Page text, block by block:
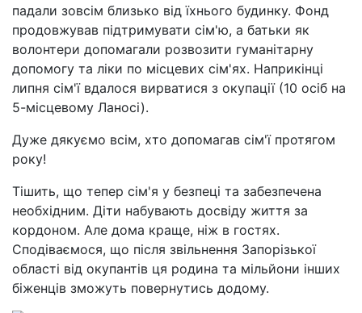
падали зовсім близько від їхнього будинку. Фонд
продовжував підтримувати сім'ю, а батьки як
волонтери допомагали розвозити гуманітарну
допомогу та ліки по місцевих сім'ях. Наприкінці
липня сім'ї вдалося вирватися з окупації (10 осіб на
5-місцевому Ланосі).
Дуже дякуємо всім, хто допомагав сім'ї протягом
року!
Тішить, що тепер сім'я у безпеці та забезпечена
необхідним. Діти набувають досвіду життя за
кордоном. Але дома краще, ніж в гостях.
Сподіваємося, що після звільнення Запорізької
області від окупантів ця родина та мільйони інших
біженців зможуть повернутись додому.